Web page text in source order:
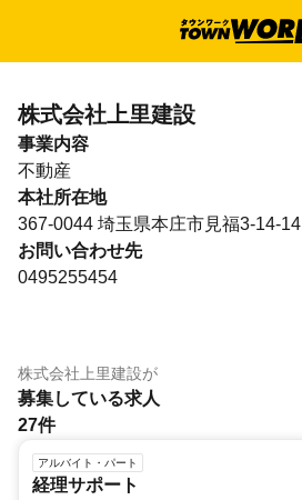
株式会社上里建設
事業内容
不動産
本社所在地
367-0044 埼玉県本庄市見福3-14-14
お問い合わせ先
0495255454
株式会社上里建設が
募集している求人
27件
アルバイト・パート
経理サポート